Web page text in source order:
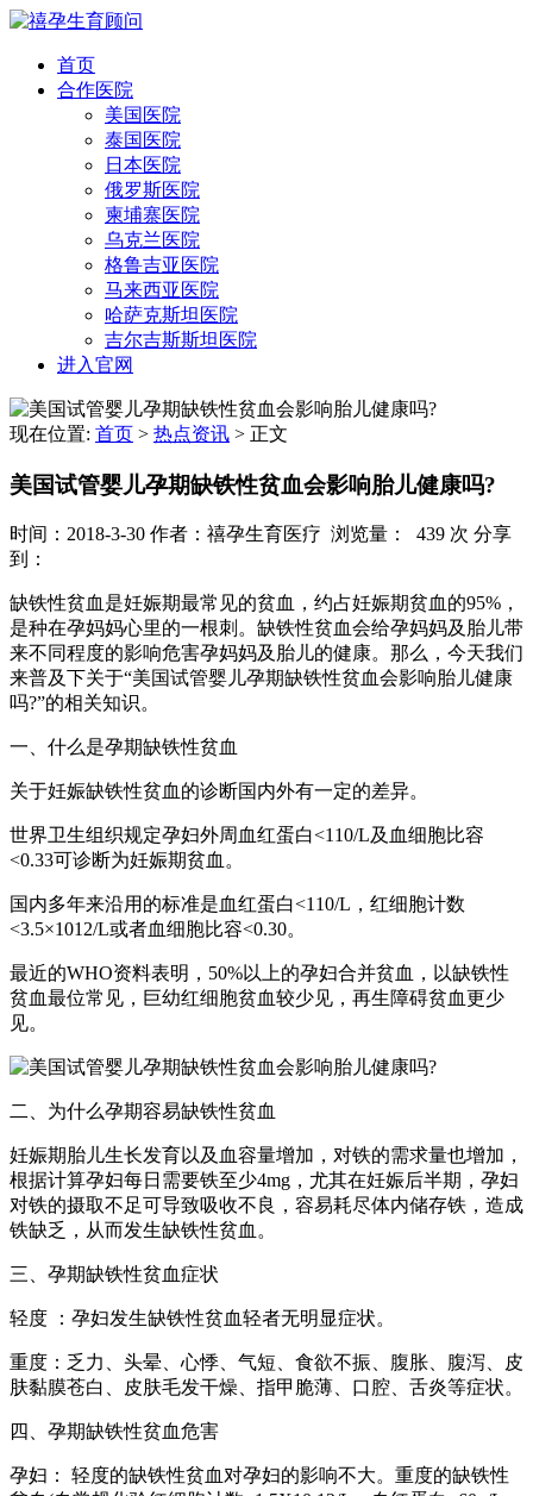
首页
合作医院
美国医院
泰国医院
日本医院
俄罗斯医院
柬埔寨医院
乌克兰医院
格鲁吉亚医院
马来西亚医院
哈萨克斯坦医院
吉尔吉斯斯坦医院
进入官网
现在位置: 首页 > 热点资讯 > 正文
美国试管婴儿孕期缺铁性贫血会影响胎儿健康吗?
时间：2018-3-30 作者：禧孕生育医疗 浏览量： 439 次 分享
到：
缺铁性贫血是妊娠期最常见的贫血，约占妊娠期贫血的95%，
是种在孕妈妈心里的一根刺。缺铁性贫血会给孕妈妈及胎儿带
来不同程度的影响危害孕妈妈及胎儿的健康。那么，今天我们
来普及下关于“美国试管婴儿孕期缺铁性贫血会影响胎儿健康
吗?”的相关知识。
一、什么是孕期缺铁性贫血
关于妊娠缺铁性贫血的诊断国内外有一定的差异。
世界卫生组织规定孕妇外周血红蛋白<110/L及血细胞比容
<0.33可诊断为妊娠期贫血。
国内多年来沿用的标准是血红蛋白<110/L，红细胞计数
<3.5×1012/L或者血细胞比容<0.30。
最近的WHO资料表明，50%以上的孕妇合并贫血，以缺铁性
贫血最位常见，巨幼红细胞贫血较少见，再生障碍贫血更少
见。
二、为什么孕期容易缺铁性贫血
妊娠期胎儿生长发育以及血容量增加，对铁的需求量也增加，
根据计算孕妇每日需要铁至少4mg，尤其在妊娠后半期，孕妇
对铁的摄取不足可导致吸收不良，容易耗尽体内储存铁，造成
铁缺乏，从而发生缺铁性贫血。
三、孕期缺铁性贫血症状
轻度 ：孕妇发生缺铁性贫血轻者无明显症状。
重度：乏力、头晕、心悸、气短、食欲不振、腹胀、腹泻、皮
肤黏膜苍白、皮肤毛发干燥、指甲脆薄、口腔、舌炎等症状。
四、孕期缺铁性贫血危害
孕妇： 轻度的缺铁性贫血对孕妇的影响不大。重度的缺铁性